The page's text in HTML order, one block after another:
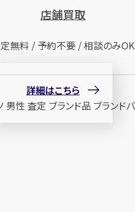
店舗買取
無料 / 予約不要 / 相談のみOK
詳細はこちら